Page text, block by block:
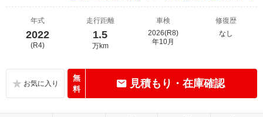
年式
2022
(R4)
走行距離
1.5
万km
車検
2026(R8)
年10月
修復歴
なし
無
料
見積もり・在庫確認